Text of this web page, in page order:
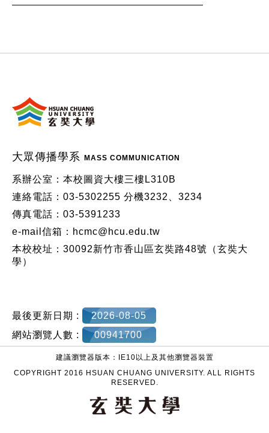
大眾傳播學系 MASS COMMUNICATION
系辦公室：本校圖資大樓三樓L310B
連絡電話：03-5302255 分機3232、3234
傳真電話：03-5391233
e-mail信箱：hcmc@hcu.edu.tw
本校校址：30092新竹市香山區玄奘路48號（玄奘大
學）
最後更新日期 :
2026-08-05
網站瀏覽人數 :
00941700
建議瀏覽器版本：IE10以上及其他瀏覽器裝置
COPYRIGHT 2016 HSUAN CHUANG UNIVERSITY. ALL RIGHTS
RESERVED.